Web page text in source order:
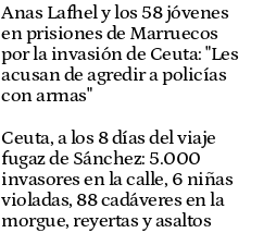
Anas Lafhel y los 58 jóvenes
en prisiones de Marruecos
por la invasión de Ceuta: "Les
acusan de agredir a policías
con armas"
Ceuta, a los 8 días del viaje
fugaz de Sánchez: 5.000
invasores en la calle, 6 niñas
violadas, 88 cadáveres en la
morgue, reyertas y asaltos